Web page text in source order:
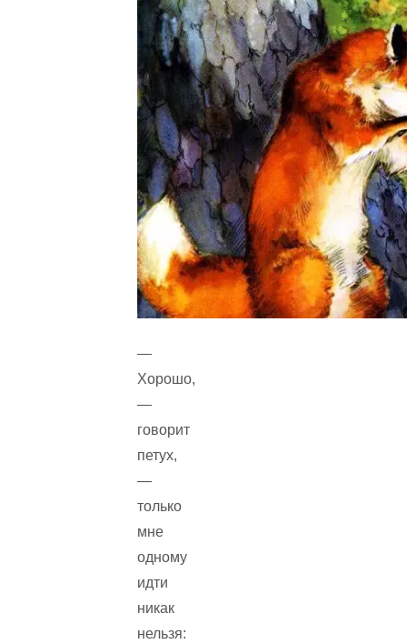
—
Хорошо,
—
говорит
петух,
—
только
мне
одному
идти
никак
нельзя: